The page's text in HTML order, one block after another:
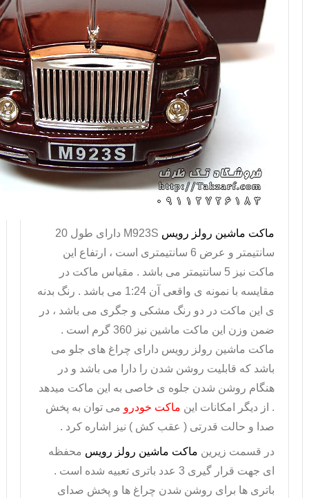
ماکت ماشین رولز رویس M923S
دارای طول 20
سانتیمتر و عرض 6 سانتیمتری است ، ارتفاع این
ماکت نیز 5 سانتیمتر می باشد . مقیاس ماکت در
مقایسه با نمونه ی واقعی آن 1:24 می باشد . رنگ بدنه
ی این ماکت در دو رنگ مشکی و جگری می باشد ، در
ضمن وزن این ماکت ماشین نیز 360 گرم است .
ماکت ماشین رولز رویس دارای چراغ های جلو می
باشد که قابلیت روشن شدن را دارا می باشد و در
هنگام روشن شدن جلوه ی خاصی به این ماکت میدهد
. از دیگر امکانات این ماکت خودرو می توان به پخش
صدا و حالت قدرتی ( عقب کش ) نیز اشاره کرد .
در قسمت زیرین ماکت ماشین رولز رویس محفظه
ای جهت قرار گیری 3 عدد باتری تعبیه شده است .
باتری ها برای روشن شدن چراغ ها و پخش صدای